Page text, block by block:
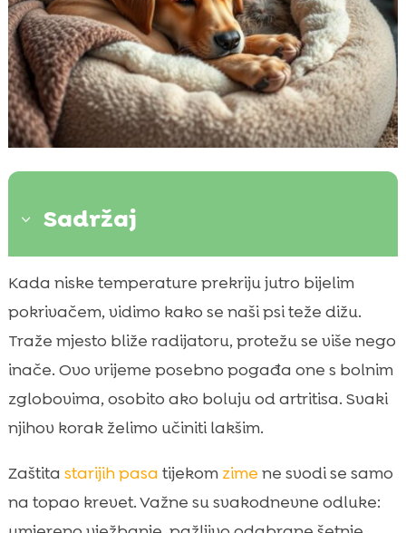
3 Sadržaj
 Zašto zima pojačava bolove u zglobovima
kod starijih pasa

Prepoznajmo znakove: kada stariji pas
zimi
Rutina zagrijavanja i hlađenja prije i nakon
Odabir podloge, kreveta i topline u domu
Šetnje po hladnoći: trajanje, tempo i
Kada niske temperature prekriju jutro bijelim
pokrivačem, vidimo kako se naši psi teže dižu.
Traže mjesto bliže radijatoru, protežu se više nego
inače. Ovo vrijeme posebno pogađa one s bolnim
zglobovima, osobito ako boluju od artritisa. Svaki
njihov korak želimo učiniti lakšim.
Zaštita starijih pasa tijekom zime ne svodi se samo
na topao krevet. Važne su svakodnevne odluke: